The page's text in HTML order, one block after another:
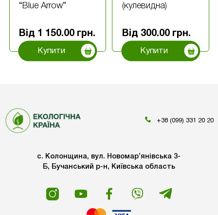
“Blue Arrow”
Від 1 150.00 грн.
Купити
(кулевидна)
Від 300.00 грн.
Купити
+38 (099) 331 20 20
с. Колонщина, вул. Новомар’янівська 3-
Б, Бучанський р-н, Київська область